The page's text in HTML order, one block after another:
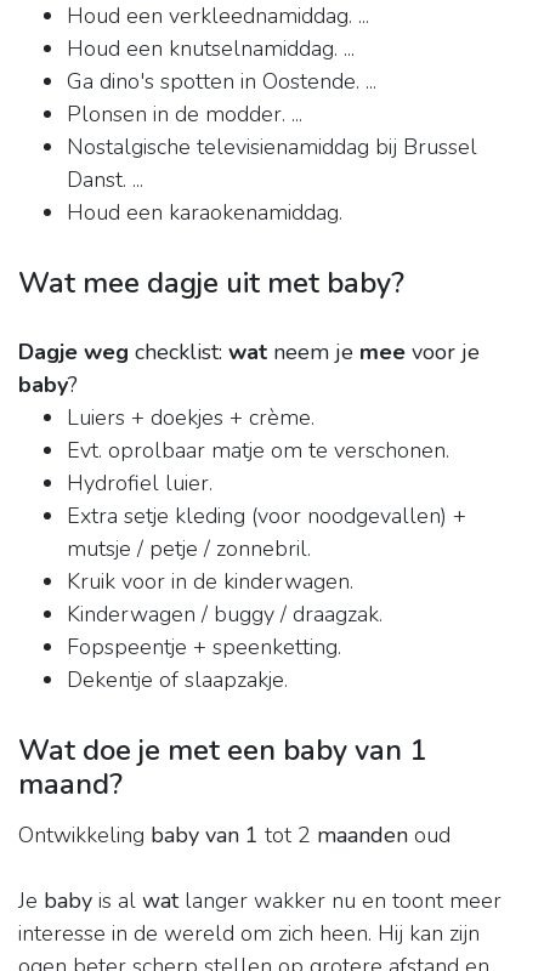
Houd een verkleednamiddag. ...
Houd een knutselnamiddag. ...
Ga dino's spotten in Oostende. ...
Plonsen in de modder. ...
Nostalgische televisienamiddag bij Brussel
Danst. ...
Houd een karaokenamiddag.
Wat mee dagje uit met baby?
Dagje weg checklist: wat neem je mee voor je
baby?
Luiers + doekjes + crème.
Evt. oprolbaar matje om te verschonen.
Hydrofiel luier.
Extra setje kleding (voor noodgevallen) +
mutsje / petje / zonnebril.
Kruik voor in de kinderwagen.
Kinderwagen / buggy / draagzak.
Fopspeentje + speenketting.
Dekentje of slaapzakje.
Wat doe je met een baby van 1
maand?
Ontwikkeling baby van 1 tot 2 maanden oud
Je baby is al watlanger wakker nu en toont meer
interesse in de wereld om zich heen. Hij kan zijn